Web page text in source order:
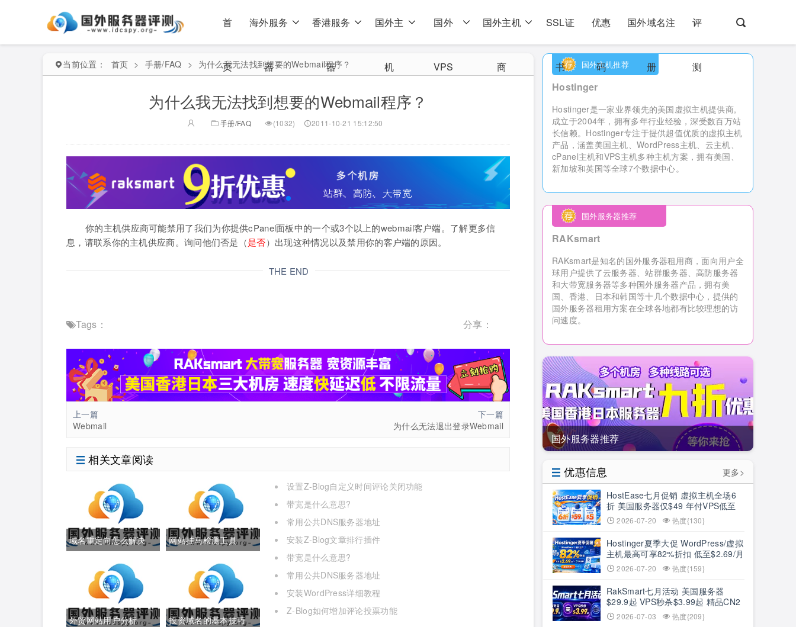
首
页
海外服务
器
香港服务
器
国外主
机
国外
VPS
国外主机
商
SSL证
书
优惠
码
国外域名注
册
评
测
当前位置： 首页 > 手册/FAQ > 为什么我无法找到想要的Webmail程序？
为什么我无法找到想要的Webmail程序？
手册/FAQ (1032) 2011-10-21 15:12:50
你的主机供应商可能禁用了我们为你提供cPanel面板中的一个或3个以上的webmail客户端。了解更多信
息，请联系你的主机供应商。询问他们否是（是否）出现这种情况以及禁用你的客户端的原因。
THE END
Tags： 分享：
上一篇
Webmail
下一篇
为什么无法退出登录Webmail
相关文章阅读
域名重定向怎么解决 网站挂马检测工具
外贸网站用户分析 投资域名的基本技巧
设置Z-Blog自定义时间评论关闭功能
带宽是什么意思?
常用公共DNS服务器地址
安装Z-Blog文章排行插件
带宽是什么意思?
常用公共DNS服务器地址
安装WordPress详细教程
Z-Blog如何增加评论投票功能
国外主机推荐
Hostinger
Hostinger是一家业界领先的美国虚拟主机提供商,
成立于2004年，拥有多年行业经验，深受数百万站
长信赖。Hostinger专注于提供超值优质的虚拟主机
产品，涵盖美国主机、WordPress主机、云主机、
cPanel主机和VPS主机多种主机方案，拥有美国、
新加坡和英国等全球7个数据中心。
国外服务器推荐
RAKsmart
RAKsmart是知名的国外服务器租用商，面向用户全
球用户提供了云服务器、站群服务器、高防服务器
和大带宽服务器等多种国外服务器产品，拥有美
国、香港、日本和韩国等十几个数据中心，提供的
国外服务器租用方案在全球各地都有比较理想的访
问速度。
国外服务器推荐
优惠信息
更多>
HostEase七月促销 虚拟主机全场6
折 美国服务器仅$49 年付VPS低至
$34.9 RTX5090新购立减$100
2026-07-20 热度{130}
Hostinger夏季大促 WordPress/虚拟
主机最高可享82%折扣 低至$2.69/月
+3个月赠期
2026-07-20 热度{159}
RakSmart七月活动 美国服务器
$29.9起 VPS秒杀$3.99起 精品CN2
低至6.5折
2026-07-03 热度{209}